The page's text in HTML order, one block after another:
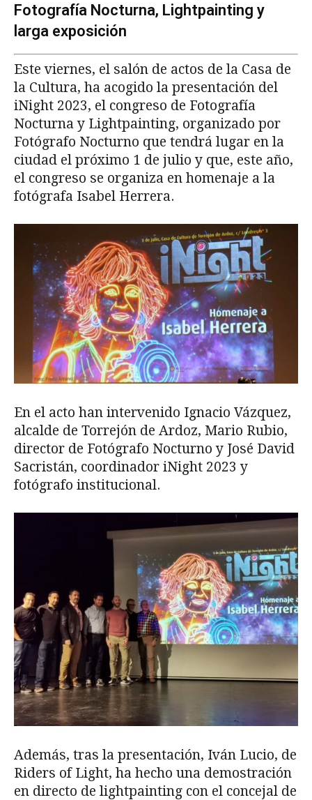
Fotografía Nocturna, Lightpainting y
larga exposición
Este viernes, el salón de actos de la Casa de
la Cultura, ha acogido la presentación del
iNight 2023, el congreso de Fotografía
Nocturna y Lightpainting, organizado por
Fotógrafo Nocturno que tendrá lugar en la
ciudad el próximo 1 de julio y que, este año,
el congreso se organiza en homenaje a la
fotógrafa Isabel Herrera.
En el acto han intervenido Ignacio Vázquez,
alcalde de Torrejón de Ardoz, Mario Rubio,
director de Fotógrafo Nocturno y José David
Sacristán, coordinador iNight 2023 y
fotógrafo institucional.
Además, tras la presentación, Iván Lucio, de
Riders of Light, ha hecho una demostración
en directo de lightpainting con el concejal de